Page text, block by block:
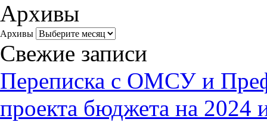
Архивы
Архивы
Свежие записи
Переписка с ОМСУ и
проекта бюджета на 2024